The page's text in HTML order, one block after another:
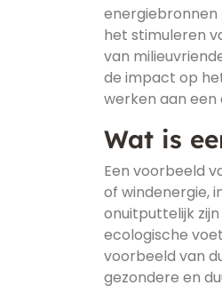
energiebronnen
het stimuleren
van
de impact op
werken aan
Wat is
Een voorbeeld
of windenergie,
onuitputtelijk
ecologische
voorbeeld van
gezondere en